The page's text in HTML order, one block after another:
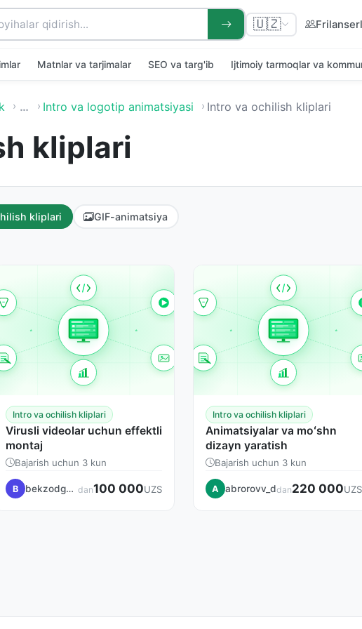
🇺🇿
Matnlar va tarjimalar SEO va targ'ib Ijtimoiy tarmoqlar va
… Intro va logotip animatsiyasi Intro va ochilish kliplari
kliplari
kliplari GIF-animatsiya
Intro va ochilish kliplari
Virusli videolar uchun effektli
montaj
Bajarish uchun 3 kun
B bekzodgafurdjanov dan100 000UZS
Intro va ochilish kliplari
Animatsiyalar va moʻshn
dizayn yaratish
Bajarish uchun 3 kun
A abrorovv_ddan220 000UZS